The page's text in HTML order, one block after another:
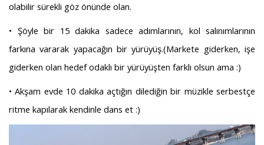
olabilir sürekli göz önünde olan.
• Şöyle bir 15 dakika sadece adımlarının, kol salınımlarının
farkına vararak yapacağın bir yürüyüş.(Markete giderken, işe
giderken olan hedef odaklı bir yürüyüşten farklı olsun ama :)
• Akşam evde 10 dakika açtığın dilediğin bir müzikle serbestçe
ritme kapılarak kendinle dans et :)